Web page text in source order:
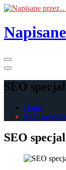
Skip
the
content
SEO
Home
SEO
SEO